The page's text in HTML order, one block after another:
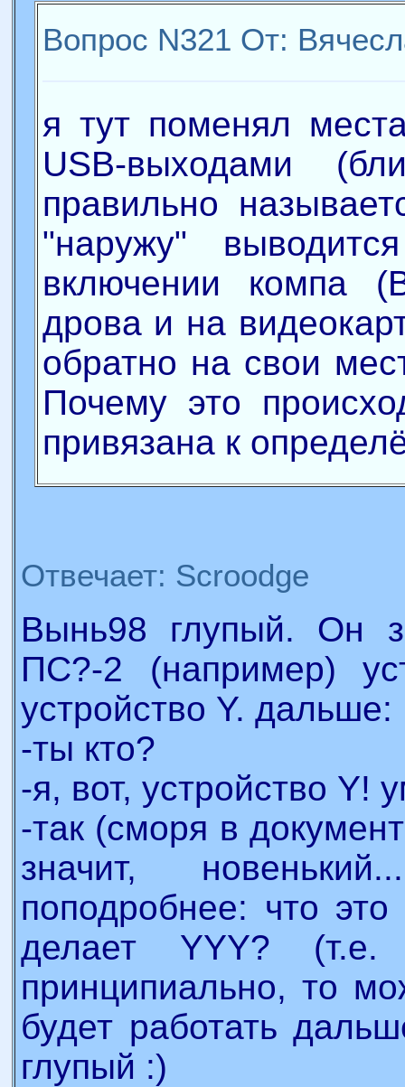
Вопрос N321 От:
я тут поменял
USB-выходами
правильно
"наружу"
включении компа
дрова и на
обратно на свои
Почему это
привязана к
Отвечает: Scroodge
Вынь98 глупый. Он
ПС?-2 (например)
устройство Y.
-ты кто?
-я, вот, устройство Y!
-так (сморя в
значит,
поподробнее: что
делает YYY?
принципиально, то
будет работать
глупый :)